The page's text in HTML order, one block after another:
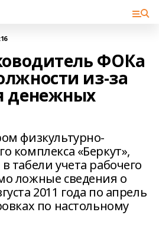
ФОКа
из-за
денежных
физкультурно-
комплекса «Беркут»,
табели учета рабочего
ложные сведения о
2011 года по апрель
по настольному